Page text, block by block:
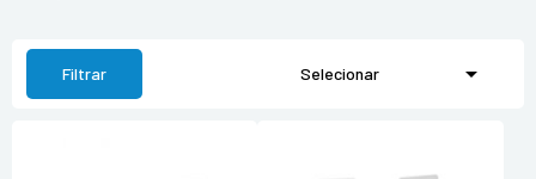
Filtrar Selecionar 